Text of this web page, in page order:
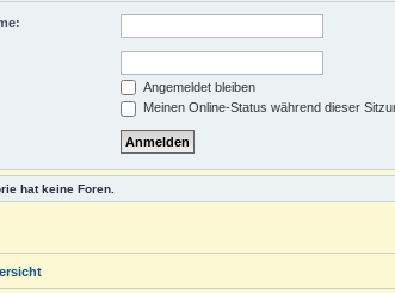
Angemeldet bleiben
Meinen Online-Status während dieser
hat keine Foren.